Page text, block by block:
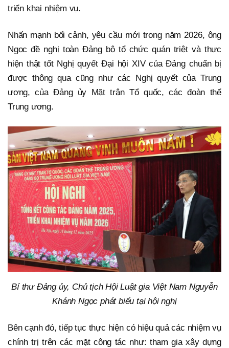
triển khai nhiệm vụ.
Nhấn mạnh bối cảnh, yêu cầu mới trong năm 2026, ông
Ngọc đề nghị toàn Đảng bộ tổ chức quán triệt và thực
hiện thật tốt Nghị quyết Đại hội XIV của Đảng chuẩn bị
được thông qua cũng như các Nghị quyết của Trung
ương, của Đảng ủy Mặt trận Tổ quốc, các đoàn thể
Trung ương.
Bí thư Đảng ủy, Chủ tịch Hội Luật gia Việt Nam Nguyễn
Khánh Ngọc phát biểu tại hội nghị
Bên cạnh đó, tiếp tục thực hiện có hiệu quả các nhiệm vụ
chính trị trên các mặt công tác như: tham gia xây dựng